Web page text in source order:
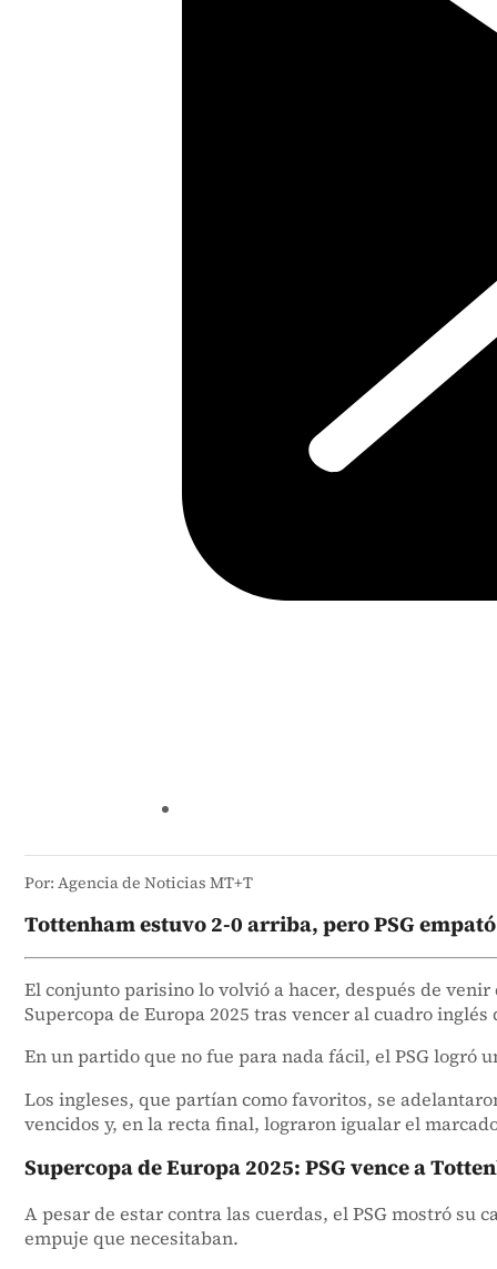
Por: Agencia de Noticias MT+T
Tottenham estuvo 2-0 arriba, pero PSG
El conjunto parisino lo volvió a hacer, después de
Supercopa de Europa 2025 tras vencer al cuadro
En un partido que no fue para nada fácil, el PSG logró
Los ingleses, que partían como favoritos, se
vencidos y, en la recta final, lograron igualar el
Supercopa de Europa 2025: PSG vence a
A pesar de estar contra las cuerdas, el PSG mostró su
empuje que necesitaban.